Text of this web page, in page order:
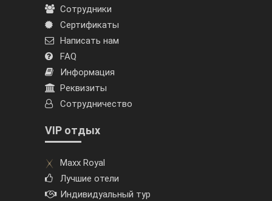
Сотрудники
Сертификаты
Написать нам
FAQ
Информация
Реквизиты
Сотрудничество
VIP отдых
Maxx Royal
Лучшие отели
Индивидуальный тур